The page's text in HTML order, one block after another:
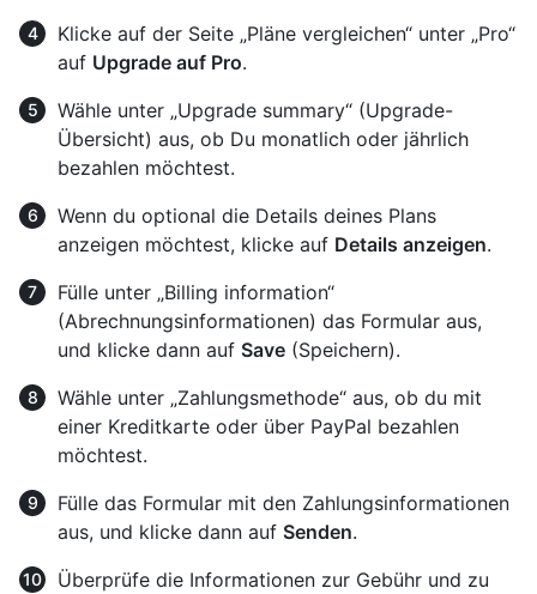
Klicke auf der Seite „Pläne vergleichen“ unter „Pro“
auf Upgrade auf Pro.
Wähle unter „Upgrade summary“ (Upgrade-
Übersicht) aus, ob Du monatlich oder jährlich
bezahlen möchtest.
Wenn du optional die Details deines Plans
anzeigen möchtest, klicke auf Details anzeigen.
Fülle unter „Billing information“
(Abrechnungsinformationen) das Formular aus,
und klicke dann auf Save (Speichern).
Wähle unter „Zahlungsmethode“ aus, ob du mit
einer Kreditkarte oder über PayPal bezahlen
möchtest.
Fülle das Formular mit den Zahlungsinformationen
aus, und klicke dann auf Senden.
Überprüfe die Informationen zur Gebühr und zu